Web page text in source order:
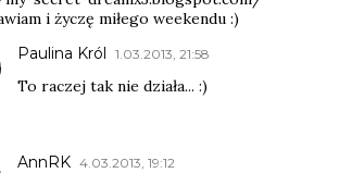
i życzę miłego weekendu :)
Paulina Król 1.03.2013, 21:58
To raczej tak nie działa... :)
AnnRK 4.03.2013, 19:12